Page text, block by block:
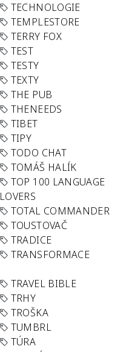
TECHNOLOGIE
TEMPLESTORE
TERRY FOX
TEST
TESTY
TEXTY
THE PUB
THENEEDS
TIBET
TIPY
TODO CHAT
TOMÁŠ HALÍK
TOP 100 LANGUAGE
LOVERS
TOTAL COMMANDER
TOUSTOVAČ
TRADICE
TRANSFORMACE
TRAVEL BIBLE
TRHY
TROŠKA
TUMBRL
TÚRA